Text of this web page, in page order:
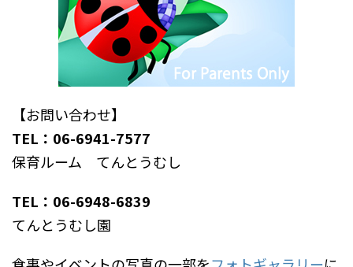
【お問い合わせ】
TEL：06-6941-7577
保育ルーム てんとうむし
TEL：06-6948-6839
てんとうむし園